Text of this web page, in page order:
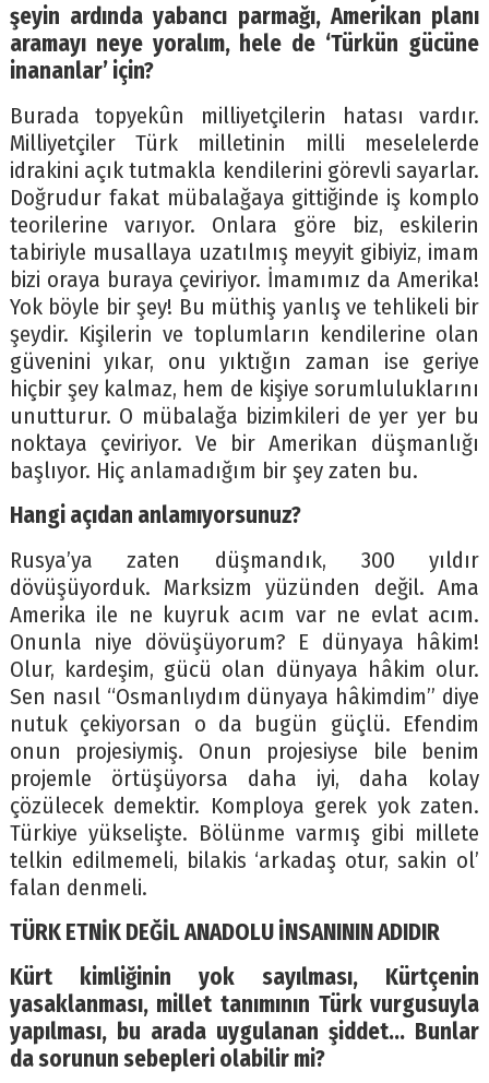
şeyin ardında yabancı parmağı, Amerikan planı
aramayı neye yoralım, hele de ‘Türkün gücüne
inananlar’ için?
Burada topyekûn milliyetçilerin hatası vardır.
Milliyetçiler Türk milletinin milli meselelerde
idrakini açık tutmakla kendilerini görevli sayarlar.
Doğrudur fakat mübalağaya gittiğinde iş komplo
teorilerine varıyor. Onlara göre biz, eskilerin
tabiriyle musallaya uzatılmış meyyit gibiyiz, imam
bizi oraya buraya çeviriyor. İmamımız da Amerika!
Yok böyle bir şey! Bu müthiş yanlış ve tehlikeli bir
şeydir. Kişilerin ve toplumların kendilerine olan
güvenini yıkar, onu yıktığın zaman ise geriye
hiçbir şey kalmaz, hem de kişiye sorumluluklarını
unutturur. O mübalağa bizimkileri de yer yer bu
noktaya çeviriyor. Ve bir Amerikan düşmanlığı
başlıyor. Hiç anlamadığım bir şey zaten bu.
Hangi açıdan anlamıyorsunuz?
Rusya’ya zaten düşmandık, 300 yıldır
dövüşüyorduk. Marksizm yüzünden değil. Ama
Amerika ile ne kuyruk acım var ne evlat acım.
Onunla niye dövüşüyorum? E dünyaya hâkim!
Olur, kardeşim, gücü olan dünyaya hâkim olur.
Sen nasıl “Osmanlıydım dünyaya hâkimdim” diye
nutuk çekiyorsan o da bugün güçlü. Efendim
onun projesiymiş. Onun projesiyse bile benim
projemle örtüşüyorsa daha iyi, daha kolay
çözülecek demektir. Komploya gerek yok zaten.
Türkiye yükselişte. Bölünme varmış gibi millete
telkin edilmemeli, bilakis ‘arkadaş otur, sakin ol’
falan denmeli.
TÜRK ETNİK DEĞİL ANADOLU İNSANININ ADIDIR
Kürt kimliğinin yok sayılması, Kürtçenin
yasaklanması, millet tanımının Türk vurgusuyla
yapılması, bu arada uygulanan şiddet… Bunlar
da sorunun sebepleri olabilir mi?